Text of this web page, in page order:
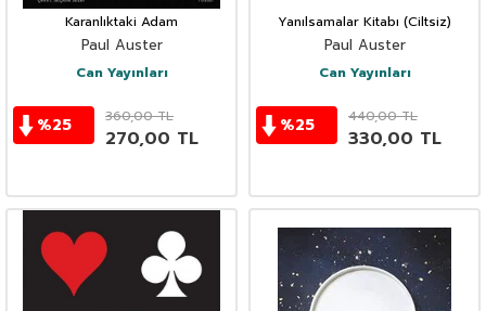
Karanlıktaki Adam
Paul Auster
Can Yayınları
%25 360,00TL
270,00 TL
Yanılsamalar Kitabı (Ciltsiz)
Paul Auster
Can Yayınları
%25 440,00TL
330,00 TL